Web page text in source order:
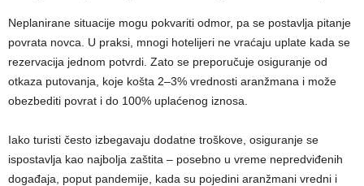
Neplanirane situacije mogu pokvariti odmor, pa se postavlja pitanje
povrata novca. U praksi, mnogi hotelijeri ne vraćaju uplate kada se
rezervacija jednom potvrdi. Zato se preporučuje osiguranje od
otkaza putovanja, koje košta 2–3% vrednosti aranžmana i može
obezbediti povrat i do 100% uplaćenog iznosa.
Iako turisti često izbegavaju dodatne troškove, osiguranje se
ispostavlja kao najbolja zaštita – posebno u vreme nepredviđenih
događaja, poput pandemije, kada su pojedini aranžmani vredni i